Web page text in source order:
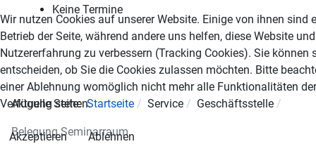
Keine Termine
Aktuelle Seite:Startseite Service Geschäftsstelle
Belegung Seminarraum
Wir nutzen Cookies auf unserer Website. Einige von ihnen sind
Betrieb der Seite, während andere uns helfen, diese Website
Nutzererfahrung zu verbessern (Tracking Cookies). Sie können
entscheiden, ob Sie die Cookies zulassen möchten. Bitte
einer Ablehnung womöglich nicht mehr alle Funktionalitäten
Verfügung stehen.
Akzeptieren Ablehnen